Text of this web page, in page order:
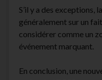
S’il y a des exceptions,
généralement sur un
considérer comme un
événement marquant.
En conclusion, une